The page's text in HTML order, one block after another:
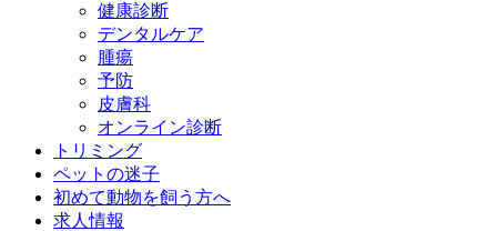
健康診断
デンタルケア
腫瘍
予防
皮膚科
オンライン診断
トリミング
ペットの迷子
初めて動物を飼う方へ
求人情報